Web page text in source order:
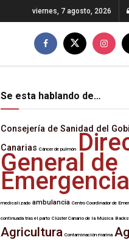
viernes, 7 agosto, 2026
Se esta hablando de…
Consejería de Sanidad del
Canarias Cáncer de pulmón
General de
medicalizado ambulancia Centro Coordinador de
continuada tras el parto Clúster Canario de la Música
Agricultura Contaminación marina